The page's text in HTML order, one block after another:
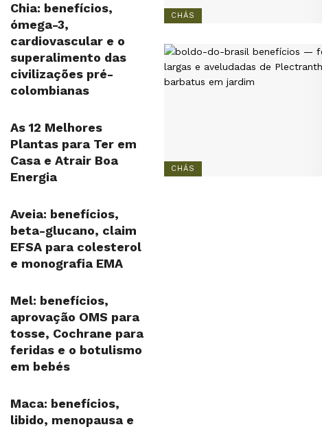
CHÁS
CHÁS
Chia: benefícios,
ómega-3,
cardiovascular e o
superalimento das
civilizações pré-
colombianas
As 12 Melhores
Plantas para Ter em
Casa e Atrair Boa
Energia
Aveia: benefícios,
beta-glucano, claim
EFSA para colesterol
e monografia EMA
Mel: benefícios,
aprovação OMS para
tosse, Cochrane para
feridas e o botulismo
em bebés
Maca: benefícios,
libido, menopausa e